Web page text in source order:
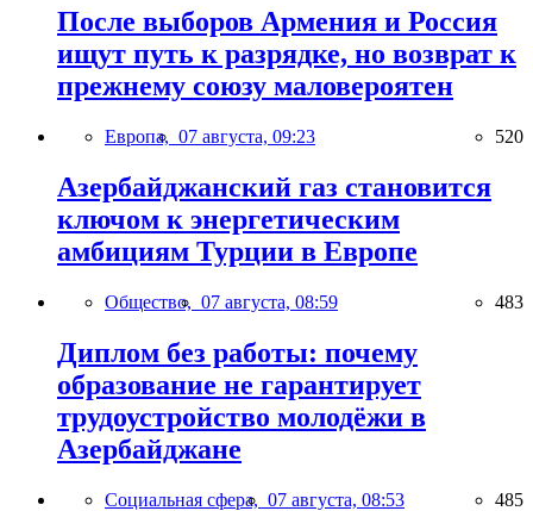
После выборов Армения и Россия
ищут путь к разрядке, но возврат к
прежнему союзу маловероятен
Европа, 07 августа, 09:23 520
Азербайджанский газ становится
ключом к энергетическим
амбициям Турции в Европе
Общество, 07 августа, 08:59 483
Диплом без работы: почему
образование не гарантирует
трудоустройство молодёжи в
Азербайджане
Социальная сфера, 07 августа, 08:53 485